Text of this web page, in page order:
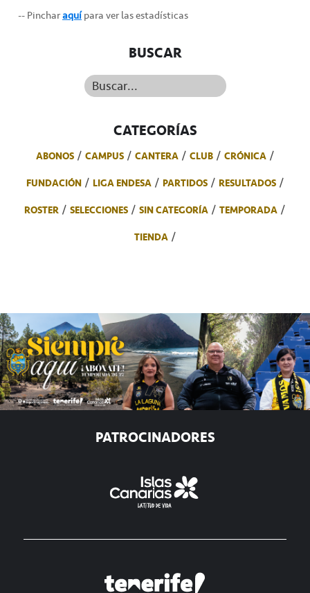
-- Pincharaquípara ver las estadísticas
BUSCAR
Buscar...
CATEGORÍAS
ABONOS CAMPUS CANTERA CLUB
CRÓNICA
FUNDACIÓN
LIGA ENDESA PARTIDOS
RESULTADOS
ROSTER
SELECCIONES SIN CATEGORÍA
TEMPORADA
TIENDA
PATROCINADORES